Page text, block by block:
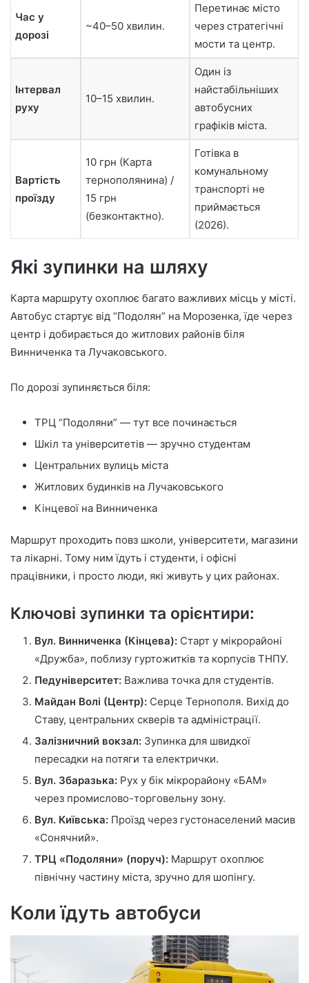
Час у
дорозі
~40–50 хвилин.
Перетинає місто
через стратегічні
мости та центр.
Інтервал
руху
10–15 хвилин.
Один із
найстабільніших
автобусних
графіків міста.
Вартість
проїзду
10 грн (Карта
тернополянина) /
15 грн
(безконтактно).
Готівка в
комунальному
транспорті не
приймається
(2026).
Які зупинки на шляху
Карта маршруту охоплює багато важливих місць у місті.
Автобус стартує від “Подолян” на Морозенка, їде через
центр і добирається до житлових районів біля
Винниченка та Лучаковського.
По дорозі зупиняється біля:
ТРЦ “Подоляни” — тут все починається
Шкіл та університетів — зручно студентам
Центральних вулиць міста
Житлових будинків на Лучаковського
Кінцевої на Винниченка
Маршрут проходить повз школи, університети, магазини
та лікарні. Тому ним їдуть і студенти, і офісні
працівники, і просто люди, які живуть у цих районах.
Ключові зупинки та орієнтири:
Вул. Винниченка (Кінцева): Старт у мікрорайоні
«Дружба», поблизу гуртожитків та корпусів ТНПУ.
Педуніверситет: Важлива точка для студентів.
Майдан Волі (Центр): Серце Тернополя. Вихід до
Ставу, центральних скверів та адміністрації.
Залізничний вокзал: Зупинка для швидкої
пересадки на потяги та електрички.
Вул. Збаразька: Рух у бік мікрорайону «БАМ»
через промислово-торговельну зону.
Вул. Київська: Проїзд через густонаселений масив
«Сонячний».
ТРЦ «Подоляни» (поруч): Маршрут охоплює
північну частину міста, зручно для шопінгу.
Коли їдуть автобуси